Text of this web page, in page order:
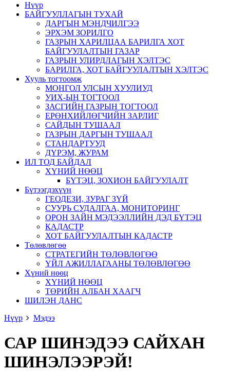
Нүүр
БАЙГУУЛЛАГЫН ТУХАЙ
ДАРГЫН МЭНДЧИЛГЭЭ
ЭРХЭМ ЗОРИЛГО
ГАЗРЫН ХАРИЛЦАА БАРИЛГА ХОТ
БАЙГУУЛАЛТЫН ГАЗАР
ГАЗРЫН УЛИРДЛАГЫН ХЭЛТЭС
БАРИЛГА, ХОТ БАЙГУУЛАЛТЫН ХЭЛТЭС
Хууль тогтоомж
МОНГОЛ УЛСЫН ХУУЛИУД
УИХ-ЫН ТОГТООЛ
ЗАСГИЙН ГАЗРЫН ТОГТООЛ
ЕРӨНХИЙЛӨГЧИЙН ЗАРЛИГ
САЙДЫН ТУШААЛ
ГАЗРЫН ДАРГЫН ТУШААЛ
СТАНДАРТУУД
ДҮРЭМ, ЖУРАМ
ИЛ ТОД БАЙДАЛ
ХҮНИЙ НӨӨЦ
БҮТЭЦ, ЗОХИОН БАЙГУУЛАЛТ
Бүтээгдэхүүн
ГЕОДЕЗИ, ЗУРАГ ЗҮЙ
СУУРЬ СУДАЛГАА, МОНИТОРИНГ
ОРОН ЗАЙН МЭДЭЭЛЛИЙН ДЭД БҮТЭЦ
КАДАСТР
ХОТ БАЙГУУЛАЛТЫН КАДАСТР
Төлөвлөгөө
СТРАТЕГИЙН ТӨЛӨВЛӨГӨӨ
ҮЙЛ АЖИЛЛАГААНЫ ТӨЛӨВЛӨГӨӨ
Хүний нөөц
ХҮНИЙ НӨӨЦ
ТӨРИЙН АЛБАН ХААГЧ
ШИЛЭН ДАНС
Нүүр
Мэдээ
САР ШИНЭДЭЭ САЙХАН
ШИНЭЛЭЭРЭЙ!